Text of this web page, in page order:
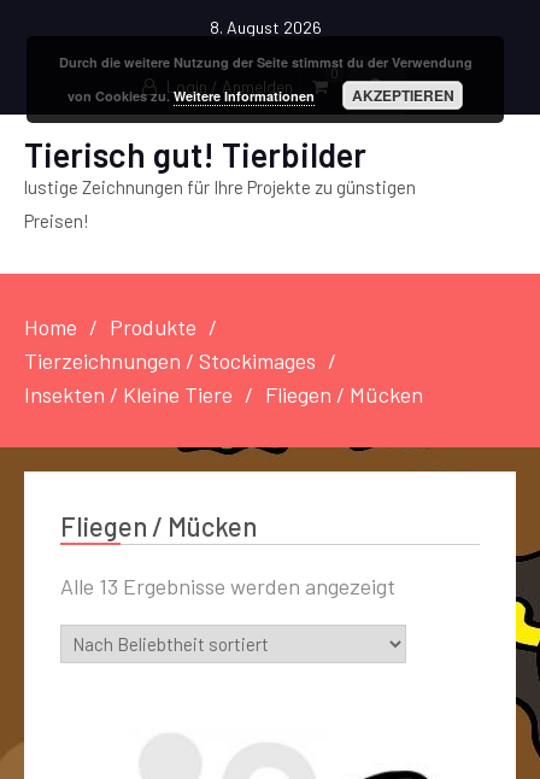
8. August 2026
Login / Anmelden
0
Tierisch gut! Tierbilder
lustige Zeichnungen für Ihre Projekte zu günstigen
Preisen!
Home
Produkte
Tierzeichnungen / Stockimages
Insekten / Kleine Tiere
Fliegen / Mücken
Fliegen / Mücken
Alle 13 Ergebnisse werden angezeigt
Durch die weitere Nutzung der Seite stimmst du der Verwendung
von Cookies zu.Weitere Informationen AKZEPTIEREN